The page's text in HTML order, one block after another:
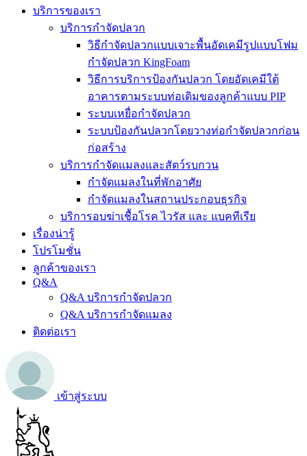
บริการของเรา
บริการกำจัดปลวก
วิธีกำจัดปลวกแบบเจาะพื้นอัดเคมีรูปแบบโฟม
กำจัดปลวก KingFoam
วิธีการบริการป้องกันปลวก โดยอัดเคมีใต้
อาคารตามระบบท่อเดิมของลูกค้าแบบ PIP
ระบบเหยื่อกำจัดปลวก
ระบบป้องกันปลวกโดยวางท่อกำจัดปลวกก่อน
ก่อสร้าง
บริการกำจัดแมลงและสัตว์รบกวน
กำจัดแมลงในที่พักอาศัย
กำจัดแมลงในสถานประกอบธุรกิจ
บริการอบฆ่าเชื้อโรค ไวรัส และ แบคทีเรีย
เรื่องน่ารู้
โปรโมชั่น
ลูกค้าของเรา
Q&A
Q&A บริการกำจัดปลวก
Q&A บริการกำจัดแมลง
ติดต่อเรา
เข้าสู่ระบบ